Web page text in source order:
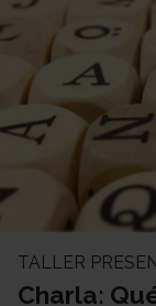
TALLER
Charla: